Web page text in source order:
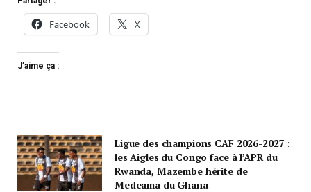
Facebook X
J’aime ça :
Ligue des champions CAF 2026-2027 :
les Aigles du Congo face à l’APR du
Rwanda, Mazembe hérite de
Medeama du Ghana